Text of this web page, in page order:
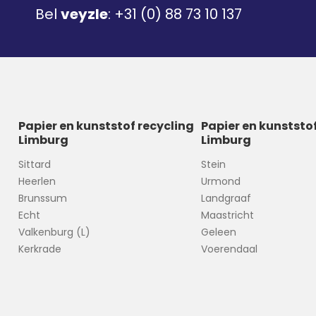
Bel veyzle: +31 (0) 88 73 10 137
Papier en kunststof recycling
Limburg
Sittard
Heerlen
Brunssum
Echt
Valkenburg (L)
Kerkrade
Papier en
Limburg
Stein
Urmond
Landgraaf
Maastricht
Geleen
Voerendaal